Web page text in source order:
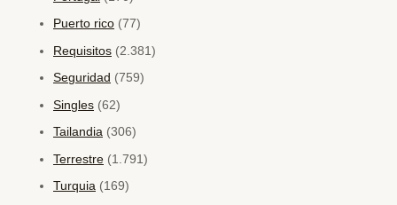
Puerto rico (77)
Requisitos (2.381)
Seguridad (759)
Singles (62)
Tailandia (306)
Terrestre (1.791)
Turquia (169)